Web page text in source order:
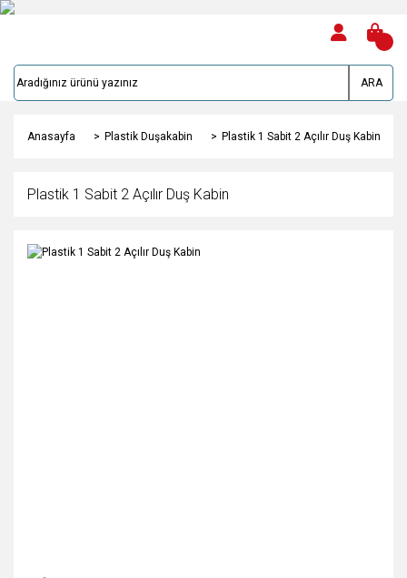
ARA
Anasayfa Plastik Duşakabin Plastik 1 Sabit 2 Açılır Duş Kabin
Plastik 1 Sabit 2 Açılır Duş Kabin